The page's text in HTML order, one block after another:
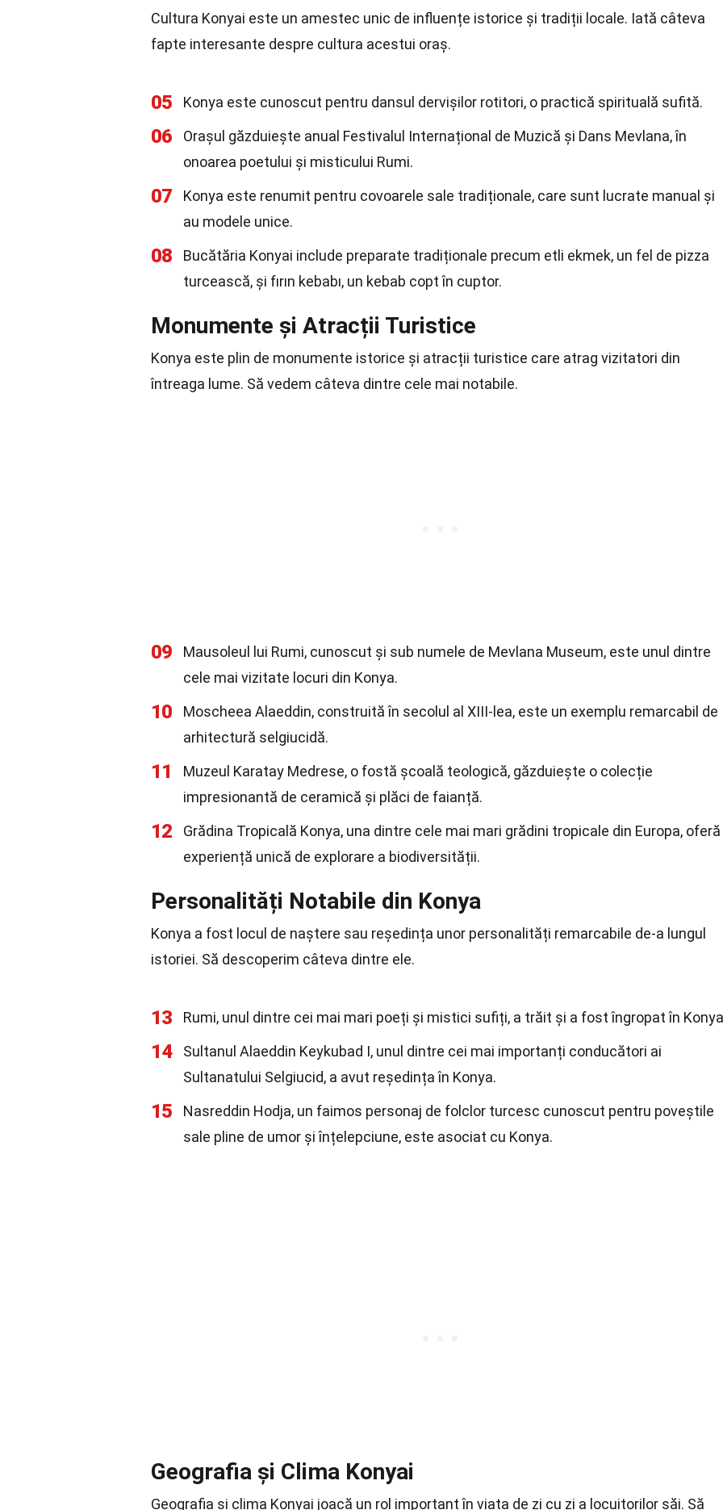
Cultura Konyai este un amestec unic de influențe istorice și tradiții locale. Iată câteva
fapte interesante despre cultura acestui oraș.
05 Konya este cunoscut pentru dansul dervișilor rotitori, o practică spirituală sufită.
06
Orașul găzduiește anual Festivalul Internațional de Muzică și Dans Mevlana, în
onoarea poetului și misticului Rumi.
07
Konya este renumit pentru covoarele sale tradiționale, care sunt lucrate manual și
au modele unice.
08
Bucătăria Konyai include preparate tradiționale precum etli ekmek, un fel de pizza
turcească, și fırın kebabı, un kebab copt în cuptor.
Monumente și Atracții Turistice
Konya este plin de monumente istorice și atracții turistice care atrag vizitatori din
întreaga lume. Să vedem câteva dintre cele mai notabile.
09
Mausoleul lui Rumi, cunoscut și sub numele de Mevlana Museum, este unul dintre
cele mai vizitate locuri din Konya.
10
Moscheea Alaeddin, construită în secolul al XIII-lea, este un exemplu remarcabil de
arhitectură selgiucidă.
11
Muzeul Karatay Medrese, o fostă școală teologică, găzduiește o colecție
impresionantă de ceramică și plăci de faianță.
12
Grădina Tropicală Konya, una dintre cele mai mari grădini tropicale din Europa, oferă
experiență unică de explorare a biodiversității.
Personalități Notabile din Konya
Konya a fost locul de naștere sau reședința unor personalități remarcabile de-a lungul
istoriei. Să descoperim câteva dintre ele.
13 Rumi, unul dintre cei mai mari poeți și mistici sufiți, a trăit și a fost îngropat în
14
Sultanul Alaeddin Keykubad I, unul dintre cei mai importanți conducători ai
Sultanatului Selgiucid, a avut reședința în Konya.
15
Nasreddin Hodja, un faimos personaj de folclor turcesc cunoscut pentru poveștile
sale pline de umor și înțelepciune, este asociat cu Konya.
Geografia și Clima Konyai
Geografia și clima Konyai joacă un rol important în viața de zi cu zi a locuitorilor săi. Să